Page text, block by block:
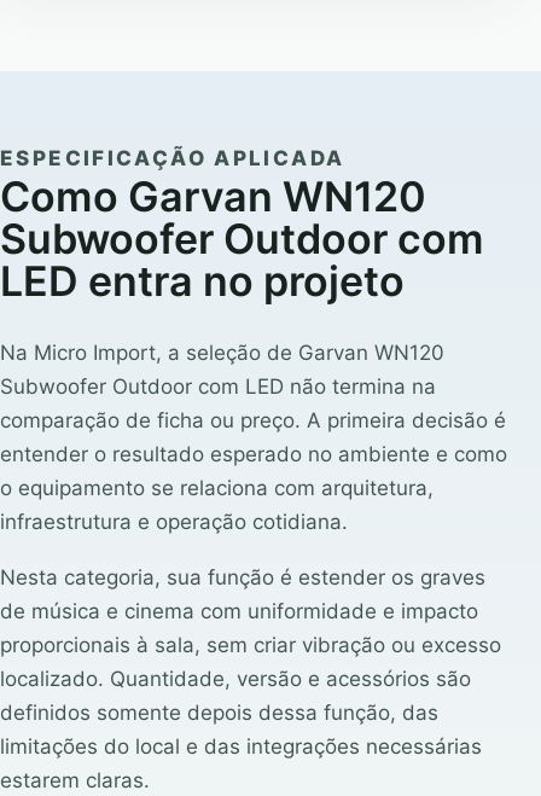
ESPECIFICAÇÃO APLICADA
Como Garvan WN120
Subwoofer Outdoor com
LED entra no projeto
Na Micro Import, a seleção de Garvan WN120
Subwoofer Outdoor com LED não termina na
comparação de ficha ou preço. A primeira decisão é
entender o resultado esperado no ambiente e como
o equipamento se relaciona com arquitetura,
infraestrutura e operação cotidiana.
Nesta categoria, sua função é estender os graves
de música e cinema com uniformidade e impacto
proporcionais à sala, sem criar vibração ou excesso
localizado. Quantidade, versão e acessórios são
definidos somente depois dessa função, das
limitações do local e das integrações necessárias
estarem claras.